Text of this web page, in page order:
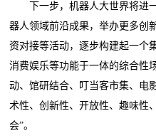
下一步，机器人大世界将进
器人领域前沿成果，举办更多创
资对接等活动，逐步构建起一个
消费娱乐等功能于一体的综合性
动、馆研结合、叮当客市集、电
术性、创新性、开放性、趣味性
会”。